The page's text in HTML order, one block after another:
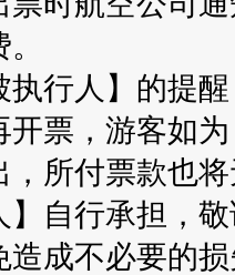
执行人】的提
开票，游客如
，所付票款也
】自行承担，
造成不必要的